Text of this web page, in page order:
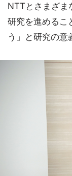
NTTとさまざま
研究を進めるこ
う」と研究の意